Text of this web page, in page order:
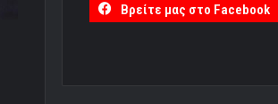
Βρείτε μας στο Facebook